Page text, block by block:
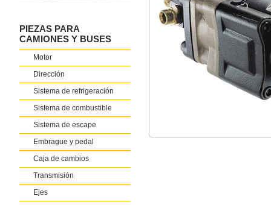
PIEZAS PARA
CAMIONES Y BUSES
Motor
Dirección
Sistema de refrigeración
Sistema de combustible
Sistema de escape
Embrague y pedal
Caja de cambios
Transmisión
Ejes